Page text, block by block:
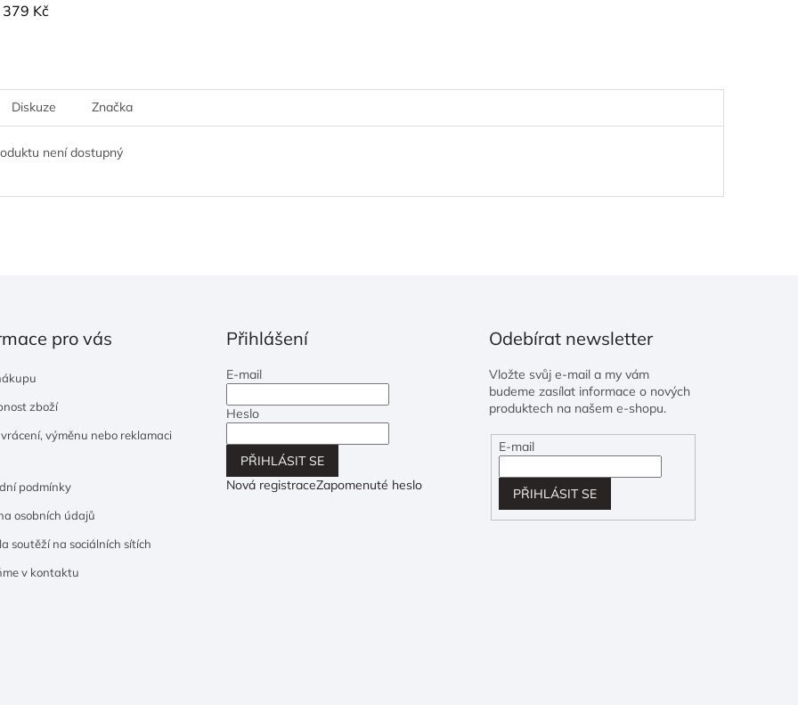
379 Kč
Diskuze Značka
není dostupný
pro vás
zboží
vrácení, výměnu nebo reklamaci
podmínky
osobních údajů
soutěží na sociálních sítích
v kontaktu
Přihlášení
E-mail
Heslo
PŘIHLÁSIT SE
Nová registraceZapomenuté heslo
Odebírat newsletter
Vložte svůj e-mail a my vám
budeme zasílat informace o nových
produktech na našem e-shopu.
E-mail
PŘIHLÁSIT SE